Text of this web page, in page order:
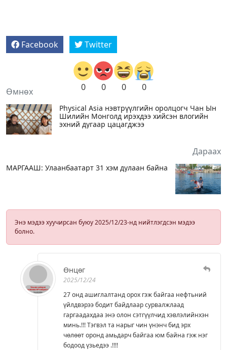
Facebook Twitter
0 0 0 0
Өмнөх
Physical Asia нэвтрүүлгийн оролцогч Чан Ын
Шилийн Монголд ирэхдээ хийсэн влогийн
эхний дугаар цацагджээ
Дараах
МАРГААШ: Улаанбаатарт 31 хэм дулаан байна
Энэ мэдээ хуучирсан буюу 2025/12/23-нд нийтлэгдсэн мэдээ
болно.
Өнцөг
2025/12/24
27 онд ашиглалтанд орох гэж байгаа нефтьний
үйлдвэрээ бодит байдлаар сурвалжлаад
гаргаадахдаа энэ олон сэтгүүлчид хэвлэлийнхэн
минь.!!! Тэгвэл та нарыг чин үнэнч бид эрх
чөлөөт оронд амьдарч байгаа юм байна гэж нэг
бодоод үзьедээ .!!!!